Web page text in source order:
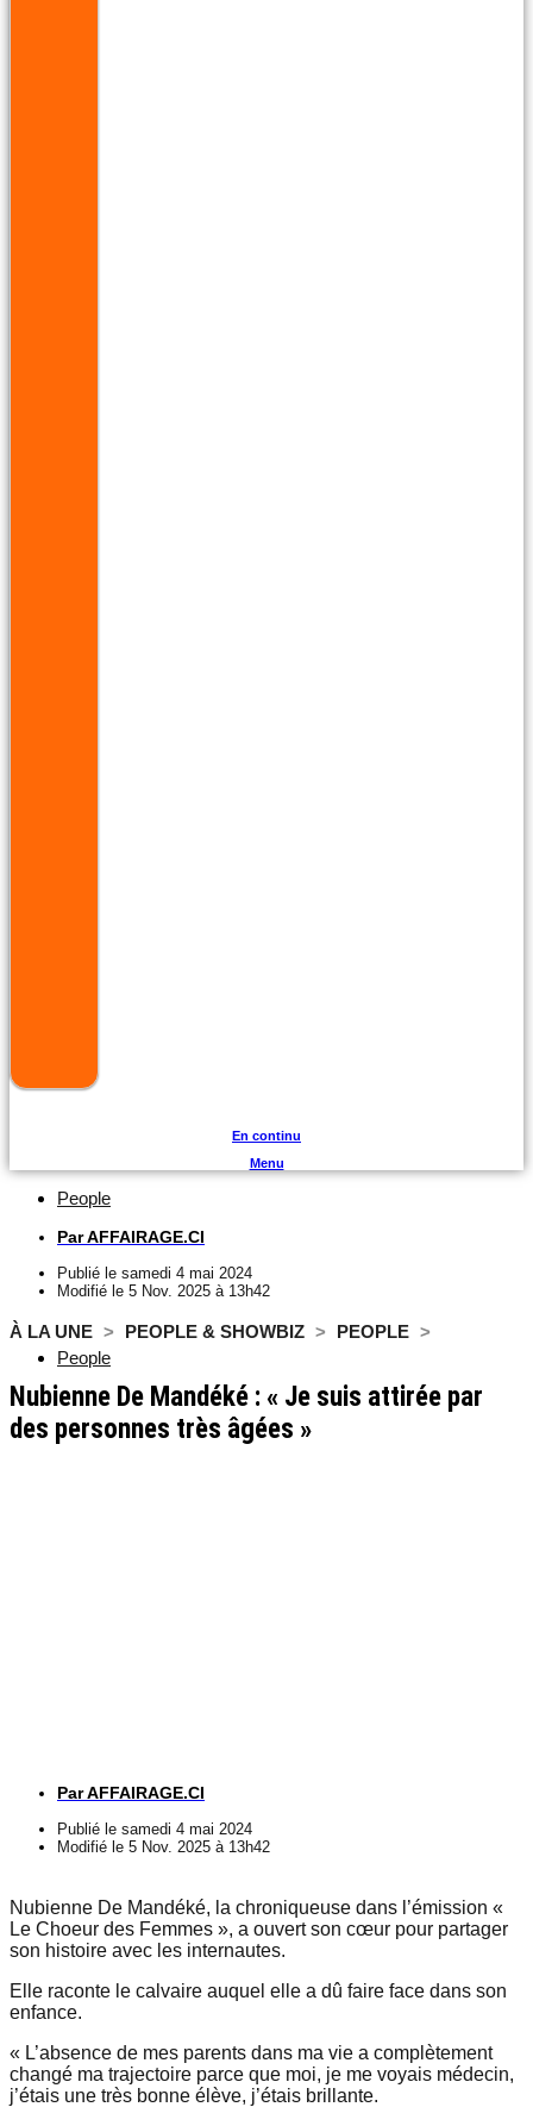
En continu
Menu
People
ParAFFAIRAGE.CI
Publié le samedi 4 mai 2024
Modifié le 5 Nov. 2025 à 13h42
À LA UNE > PEOPLE & SHOWBIZ > PEOPLE >
People
Nubienne De Mandéké : « Je suis attirée par
des personnes très âgées »
ParAFFAIRAGE.CI
Publié le samedi 4 mai 2024
Modifié le 5 Nov. 2025 à 13h42
Nubienne De Mandéké, la chroniqueuse dans l’émission «
Le Choeur des Femmes », a ouvert son cœur pour partager
son histoire avec les internautes.
Elle raconte le calvaire auquel elle a dû faire face dans son
enfance.
« L’absence de mes parents dans ma vie a complètement
changé ma trajectoire parce que moi, je me voyais médecin,
j’étais une très bonne élève, j’étais brillante.